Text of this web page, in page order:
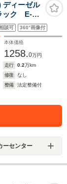
ィーゼル
ック E-
パネル
エン
スプレイ
談可 360°画像付
本体価格
1258.0万円
走行 0.2万km
修復
なし
整備
法定整備付
ーセンター